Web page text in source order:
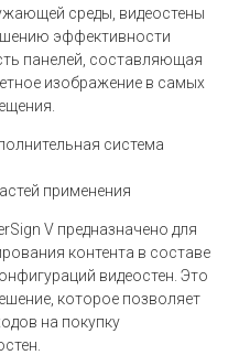
среды, видеостены
эффективности
панелей, составляющая
изображение в самых
система
применения
V предназначено для
контента в составе
видеостен. Это
которое позволяет
на покупку